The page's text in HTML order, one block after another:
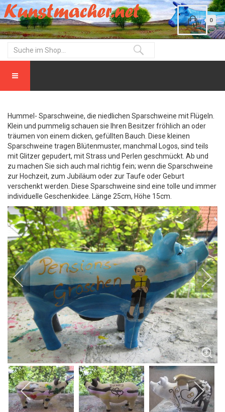
0
Hummel- Sparschweine, die niedlichen Sparschweine mit Flügeln.
Klein und pummelig schauen sie Ihren Besitzer fröhlich an oder
träumen von einem dicken, gefüllten Bauch. Diese kleinen
Sparschweine tragen Blütenmuster, manchmal Logos, sind teils
mit Glitzer gepudert, mit Strass und Perlen geschmückt. Ab und
zu machen Sie sich auch mal richtig fein; wenn die Sparschweine
zur Hochzeit, zum Jubiläum oder zur Taufe oder Geburt
verschenkt werden. Diese Sparschweine sind eine tolle und immer
individuelle Geschenkidee. Länge 25cm, Höhe 15cm.